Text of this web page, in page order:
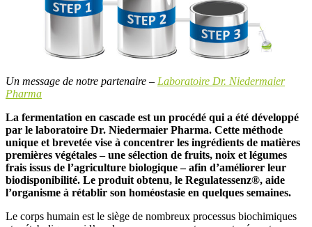
Un message de notre partenaire – Laboratoire Dr. Niedermaier
Pharma
La fermentation en cascade est un procédé qui a été développé
par le laboratoire Dr. Niedermaier Pharma. Cette méthode
unique et brevetée vise à concentrer les ingrédients de matières
premières végétales – une sélection de fruits, noix et légumes
frais issus de l’agriculture biologique – afin d’améliorer leur
biodisponibilité. Le produit obtenu, le Regulatessenz®, aide
l’organisme à rétablir son homéostasie en quelques semaines.
Le corps humain est le siège de nombreux processus biochimiques